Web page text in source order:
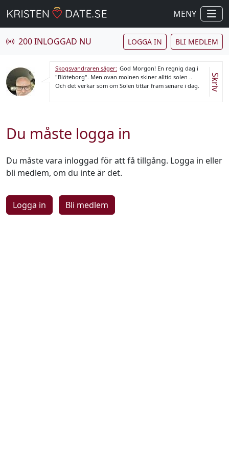
MENY
200 INLOGGAD NU LOGGA IN BLI MEDLEM
Skogsvandraren säger: God Morgon! En regnig dag i
"Blöteborg". Men ovan molnen skiner alltid solen ..
Och det verkar som om Solen tittar fram senare i dag.
Skriv
Du måste logga in
Du måste vara inloggad för att få tillgång. Logga in eller
bli medlem, om du inte är det.
Logga in